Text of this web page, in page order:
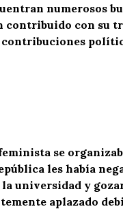
numerosos
contribuido con su
se
les había
universidad y
aplazado